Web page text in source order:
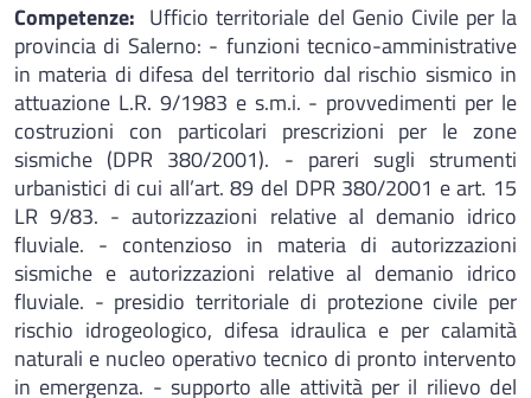
Competenze: Ufficio territoriale del Genio Civile per la
provincia di Salerno: - funzioni tecnico-amministrative
in materia di difesa del territorio dal rischio sismico in
attuazione L.R. 9/1983 e s.m.i. - provvedimenti per le
costruzioni con particolari prescrizioni per le zone
sismiche (DPR 380/2001). - pareri sugli strumenti
urbanistici di cui all’art. 89 del DPR 380/2001 e art. 15
LR 9/83. - autorizzazioni relative al demanio idrico
fluviale. - contenzioso in materia di autorizzazioni
sismiche e autorizzazioni relative al demanio idrico
fluviale. - presidio territoriale di protezione civile per
rischio idrogeologico, difesa idraulica e per calamità
naturali e nucleo operativo tecnico di pronto intervento
in emergenza. - supporto alle attività per il rilievo del